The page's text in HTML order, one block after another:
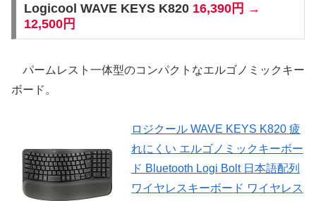
Logicool WAVE KEYS K820 16,390円 →
12,500円
パームレスト一体型のコンパクトなエルゴノミックキー
ボード。
ロジクール WAVE KEYS K820 疲
れにくい エルゴノミックキーボー
ド Bluetooth Logi Bolt 日本語配列
ワイヤレスキーボード ワイヤレス